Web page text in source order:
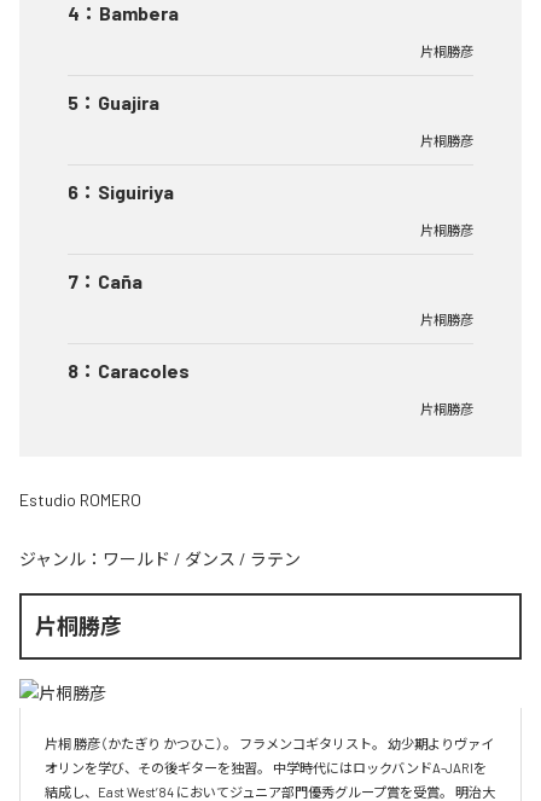
4 ： Bambera
片桐勝彦
5 ： Guajira
片桐勝彦
6 ： Siguiriya
片桐勝彦
7 ： Caña
片桐勝彦
8 ： Caracoles
片桐勝彦
Estudio ROMERO
ジャンル： ワールド / ダンス / ラテン
片桐勝彦
片桐 勝彦（かたぎり かつひこ）。 フラメンコギタリスト。 幼少期よりヴァイ
オリンを学び、その後ギターを独習。 中学時代にはロックバンドA-JARIを
結成し、East West’84 においてジュニア部門優秀グループ賞を受賞。 明治大